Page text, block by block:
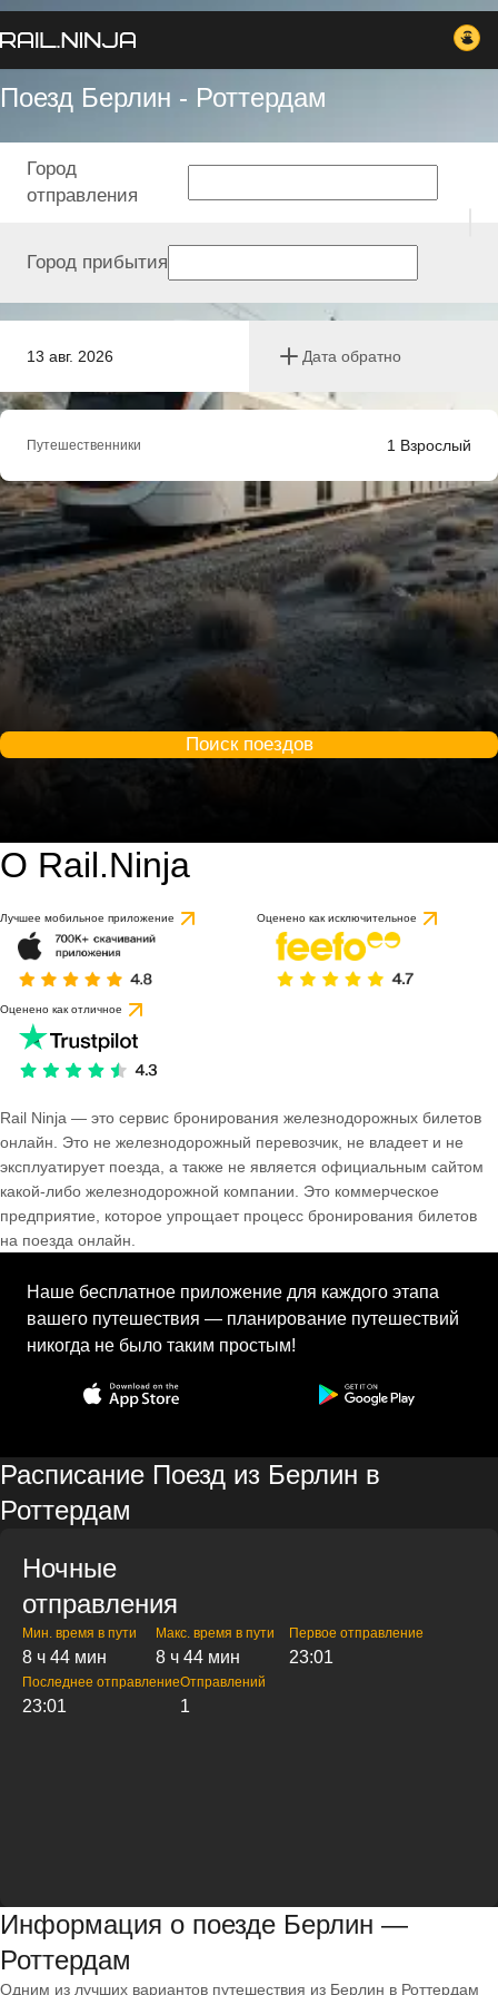
Поезд Берлин - Роттердам
13 авг. 2026 Дата обратно
Город
отправления
Город прибытия
Путешественники 1 Взрослый
Поиск поездов
О Rail.Ninja
Лучшее мобильное приложение Оценено как исключительное
Оценено как отличное
Rail Ninja — это сервис бронирования железнодорожных билетов
онлайн. Это не железнодорожный перевозчик, не владеет и не
эксплуатирует поезда, а также не является официальным сайтом
какой-либо железнодорожной компании. Это коммерческое
предприятие, которое упрощает процесс бронирования билетов
на поезда онлайн.
Наше бесплатное приложение для каждого этапа
вашего путешествия — планирование путешествий
никогда не было таким простым!
Расписание Поезд из Берлин в
Роттердам
Ночные
отправления
Мин. время в пути
8 ч 44 мин
Макс. время в пути
8 ч 44 мин
Первое отправление
23:01
Последнее отправление
23:01
Отправлений
1
Информация о поезде Берлин —
Роттердам
Одним из лучших вариантов путешествия из Берлин в Роттердам